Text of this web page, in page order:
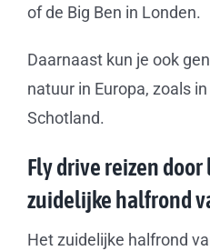
of de Big Ben in Londen.
Daarnaast kun je ook
natuur in Europa, zoals
Schotland.
Fly drive reizen
zuidelijke halfrond
Het zuidelijke halfrond